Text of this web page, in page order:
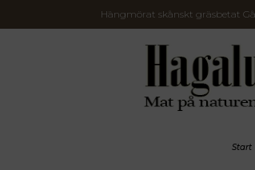
Hängmörat skånskt gräsbetat
Start